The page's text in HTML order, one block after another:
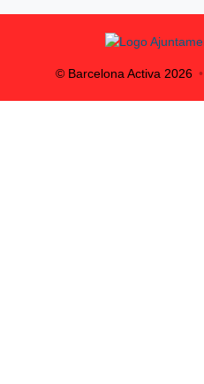
© Barcelona Activa 2026